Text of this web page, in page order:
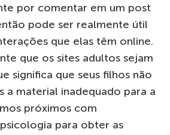
por comentar em um post
pode ser realmente útil
que elas têm online.
que os sites adultos sejam
significa que seus filhos não
a material inadequado para a
próximos com
para obter as